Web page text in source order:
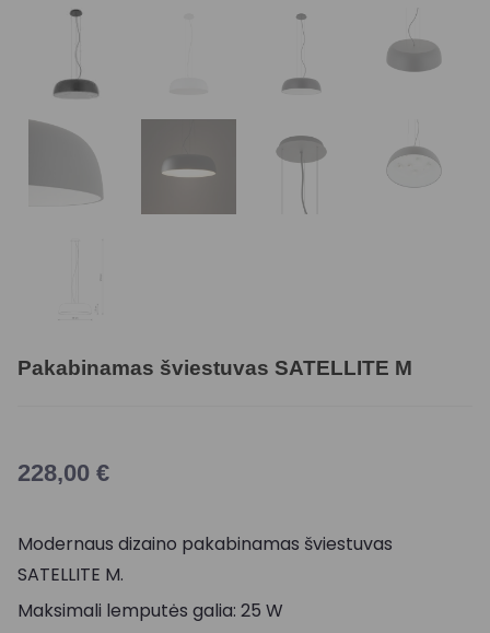
Pakabinamas šviestuvas SATELLITE M
228,00 €
Modernaus dizaino pakabinamas šviestuvas
SATELLITE M.
Maksimali lemputės galia: 25 W